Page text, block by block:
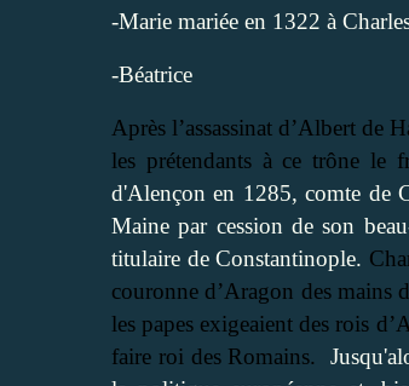
-Marie mariée en 1322 à
-Béatrice
Après l’assassinat d’Albert de
les prétendants à ce trône le
d'Alençon en 1285, comte de
Maine par cession de son
titulaire de Constantinople.
couronne d’Aragon des mains
les papes exigeaient des rois
faire roi des Romains.